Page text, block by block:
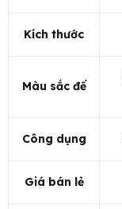
Kích thước
Màu sắc đế
Công dụng
Giá bán lẻ